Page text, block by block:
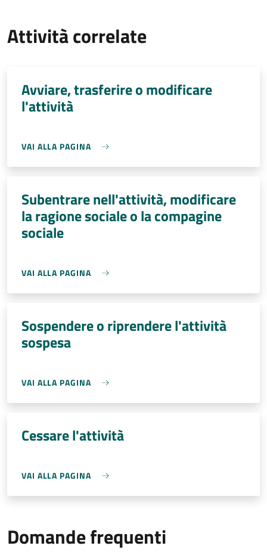
Attività correlate
Avviare, trasferire o modificare
l'attività
VAI ALLA PAGINA
Subentrare nell'attività, modificare
la ragione sociale o la compagine
sociale
VAI ALLA PAGINA
Sospendere o riprendere l'attività
sospesa
VAI ALLA PAGINA
Cessare l'attività
VAI ALLA PAGINA
Domande frequenti